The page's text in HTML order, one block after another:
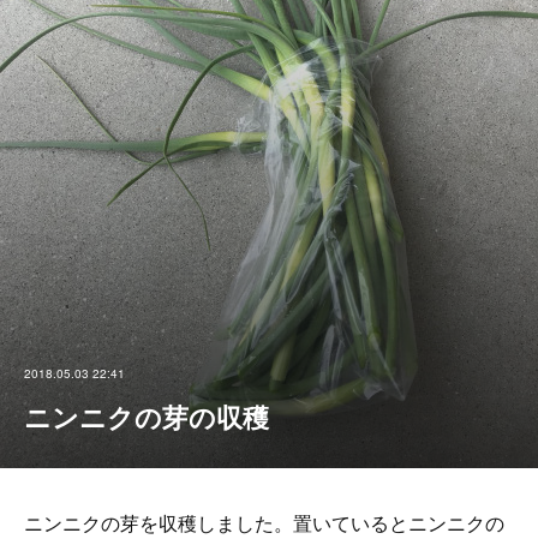
2018.05.03 22:41
ニンニクの芽の収穫
ニンニクの芽を収穫しました。置いているとニンニクの